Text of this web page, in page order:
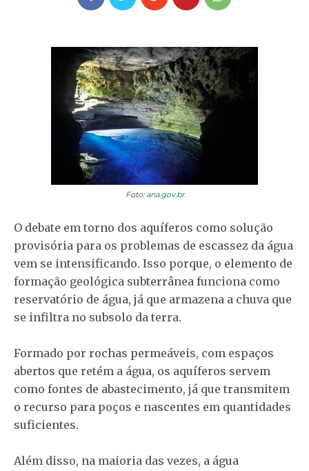
Foto: ana.gov.br
O debate em torno dos aquíferos como solução
provisória para os problemas de escassez da água
vem se intensificando. Isso porque, o elemento de
formação geológica subterrânea funciona como
reservatório de água, já que armazena a chuva que
se infiltra no subsolo da terra.
Formado por rochas permeáveis, com espaços
abertos que retém a água, os aquíferos servem
como fontes de abastecimento, já que transmitem
o recurso para poços e nascentes em quantidades
suficientes.
Além disso, na maioria das vezes, a água